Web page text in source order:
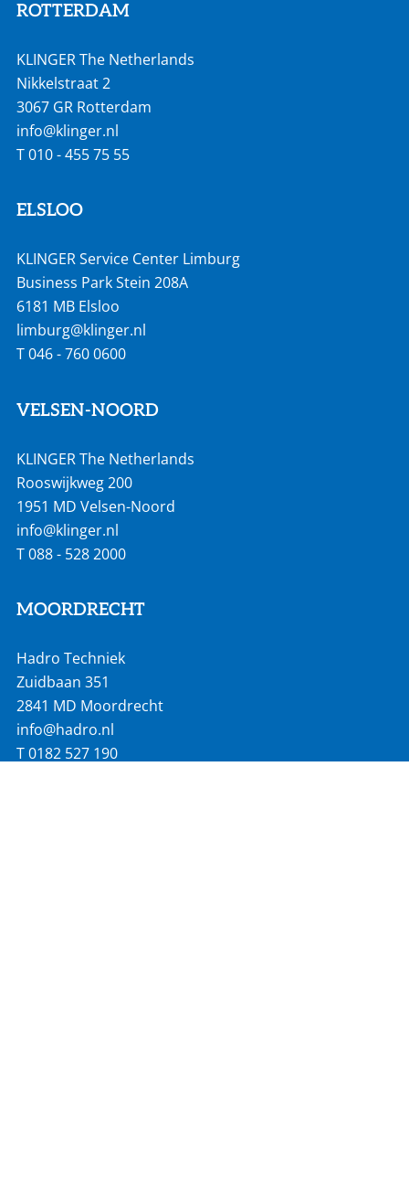
ROTTERDAM
KLINGER The Netherlands
Nikkelstraat 2
3067 GR Rotterdam
info@klinger.nl
T010 - 455 75 55
ELSLOO
KLINGER Service Center Limburg
Business Park Stein 208A
6181 MB Elsloo
limburg@klinger.nl
T046 - 760 0600
VELSEN-NOORD
KLINGER The Netherlands
Rooswijkweg 200
1951 MD Velsen-Noord
info@klinger.nl
T088 - 528 2000
MOORDRECHT
Hadro Techniek
Zuidbaan 351
2841 MD Moordrecht
info@hadro.nl
T0182 527 190